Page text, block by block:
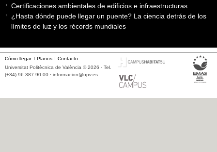
Certificaciones ambientales de edificios e infraestructuras
¿Hasta dónde puede llegar un puente? La ciencia detrás de los
límites de luz y los récords mundiales
Cómo llegar Planos
Contacto
Universitat Politècnica de València © 2026 · Tel.
(+34) 96 387 90 00 · informacion@upv.es